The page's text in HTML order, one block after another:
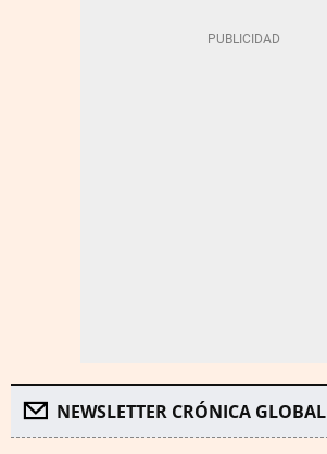
NEWSLETTER CRÓNICA GLOBAL